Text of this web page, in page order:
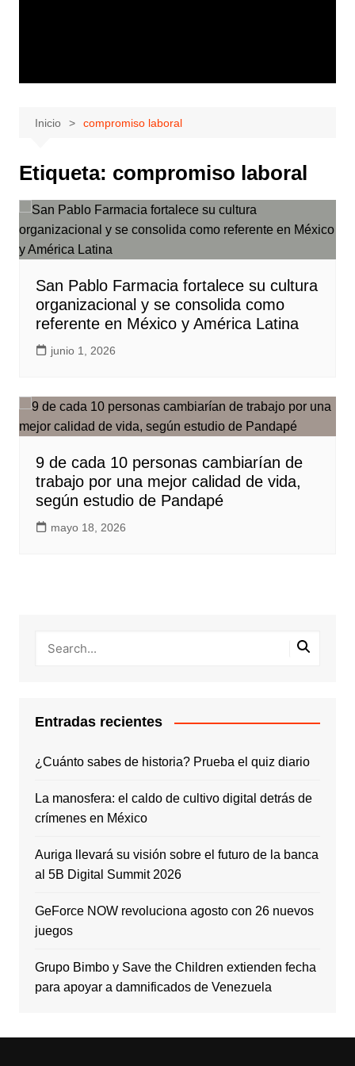
Inicio compromiso laboral
Etiqueta: compromiso laboral
San Pablo Farmacia fortalece su cultura
organizacional y se consolida como
referente en México y América Latina
junio 1, 2026
9 de cada 10 personas cambiarían de
trabajo por una mejor calidad de vida,
según estudio de Pandapé
mayo 18, 2026
Entradas recientes
¿Cuánto sabes de historia? Prueba el quiz diario
La manosfera: el caldo de cultivo digital detrás de
crímenes en México
Auriga llevará su visión sobre el futuro de la banca
al 5B Digital Summit 2026
GeForce NOW revoluciona agosto con 26 nuevos
juegos
Grupo Bimbo y Save the Children extienden fecha
para apoyar a damnificados de Venezuela